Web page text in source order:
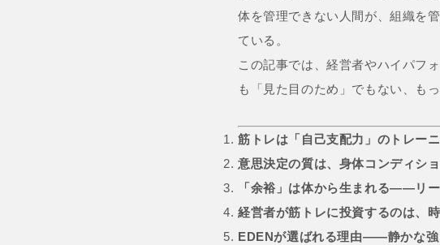
体を管理できない人間が、組織を
ている。
この記事では、経営者やハイパフ
も「見た目のため」でもない、も
筋トレは「自己支配力」のトレー
意思決定の質は、身体コンディシ
「余裕」は体から生まれる——リ
経営者が筋トレに投資するのは、
EDENが選ばれる理由——静かな強